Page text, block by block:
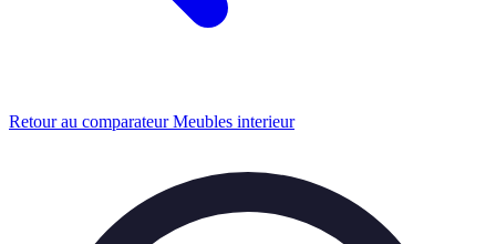
Retour au comparateur Meubles interieur